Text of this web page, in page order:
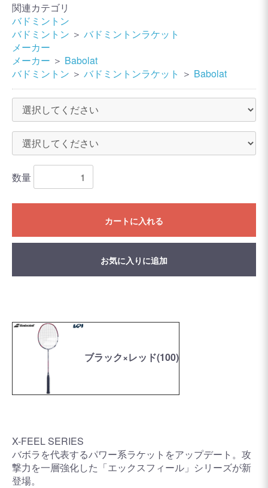
関連カテゴリ
バドミントン
バドミントン ＞ バドミントンラケット
メーカー
メーカー ＞ Babolat
バドミントン ＞ バドミントンラケット ＞ Babolat
数量
カートに入れる
お気に入りに追加
ブラック×レッド(100)
X-FEEL SERIES
バボラを代表するパワー系ラケットをアップデート。攻
撃力を一層強化した「エックスフィール」シリーズが新
登場。